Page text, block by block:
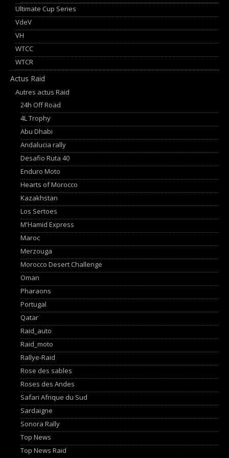
Ultimate Cup Series
VdeV
VH
WTCC
WTCR
Actus Raid
Autres actus Raid
24h Off Road
4L Trophy
Abu Dhabi
Andalucia rally
Desafio Ruta 40
Enduro Moto
Hearts of Morocco
Kazakhstan
Los Sertoes
M'Hamid Express
Maroc
Merzouga
Morocco Desert Challenge
Oman
Pharaons
Portugal
Qatar
Raid_auto
Raid_moto
Rallye-Raid
Rose des sables
Roses des Andes
Safari Afrique du Sud
Sardaigne
Sonora Rally
Top News
Top News Raid